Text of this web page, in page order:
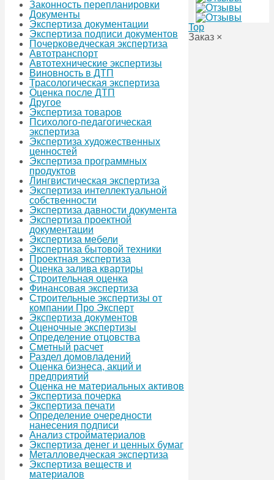
Законность перепланировки
Документы
Экспертиза документации
Экспертиза подписи документов
Почерковедческая экспертиза
Автотранспорт
Автотехнические экспертизы
Виновность в ДТП
Трасологическая экспертиза
Оценка после ДТП
Другое
Экспертиза товаров
Психолого-педагогическая
экспертиза
Экспертиза художественных
ценностей
Экспертиза программных
продуктов
Лингвистическая экспертиза
Экспертиза интеллектуальной
собственности
Экспертиза давности документа
Экспертиза проектной
документации
Экспертиза мебели
Экспертиза бытовой техники
Проектная экспертиза
Оценка залива квартиры
Строительная оценка
Финансовая экспертиза
Строительные экспертизы от
компании Про Эксперт
Экспертиза документов
Оценочные экспертизы
Определение отцовства
Сметный расчет
Раздел домовладений
Оценка бизнеса, акций и
предприятий
Оценка не материальных активов
Экспертиза почерка
Экспертиза печати
Определение очередности
нанесения подписи
Анализ стройматериалов
Экспертиза денег и ценных бумаг
Металловедческая экспертиза
Экспертиза веществ и
материалов
Top
Заказ ×